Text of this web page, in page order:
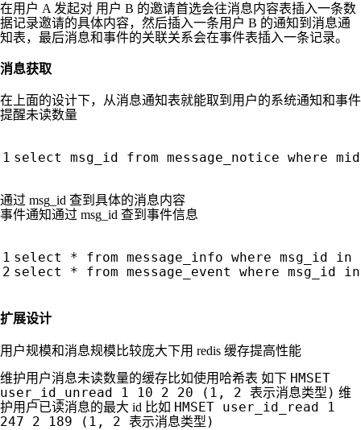
在用户 A 发起对 用户 B 的邀请首选会往消息内容表插入一条数
据记录邀请的具体内容，然后插入一条用户 B 的通知到消息通
知表，最后消息和事件的关联关系会在事件表插入一条记录。
消息获取
在上面的设计下，从消息通知表就能取到用户的系统通知和事件
提醒未读数量
select msg_id from message_notice where mid
通过 msg_id 查到具体的消息内容
事件通知通过 msg_id 查到事件信息
select * from message_info where msg_id in
select
* from message_event where msg_id in
扩展设计
用户规模和消息规模比较庞大下用 redis 缓存提高性能
维护用户消息未读数量的缓存比如使用哈希表 如下 HMSET
user_id_unread 1 10 2 20 (1, 2 表示消息类型) 维
护用户已读消息的最大 id 比如 HMSET user_id_read 1
247 2 189 (1, 2 表示消息类型)